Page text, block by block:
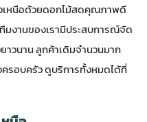
เหนือด้วยดอกไม้สดคุณภาพดี
งานของเรามีประสบการณ์จัด
วนาน ลูกค้าเดิมจำนวนมาก
ครอบครัว ดูบริการทั้งหมดได้ที่